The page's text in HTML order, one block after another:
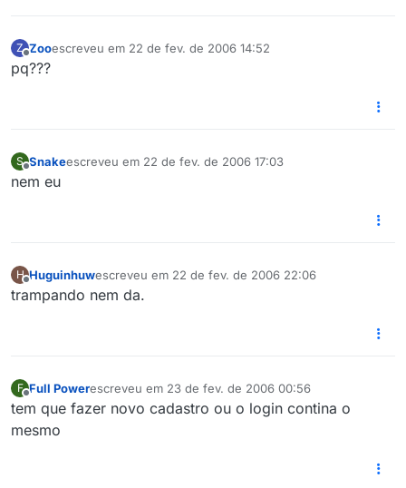
Z
Offline
Zooescreveu em 22 de fev. de 2006 14:52
última edição por
pq???
S Snakeescreveu em 22 de fev. de 2006 17:03
última edição por
nem eu
H Huguinhuwescreveu em 22 de fev. de 2006 22:06
última edição por
trampando nem da.
F Full Powerescreveu em 23 de fev. de 2006 00:56
última edição por
tem que fazer novo cadastro ou o login contina o
mesmo